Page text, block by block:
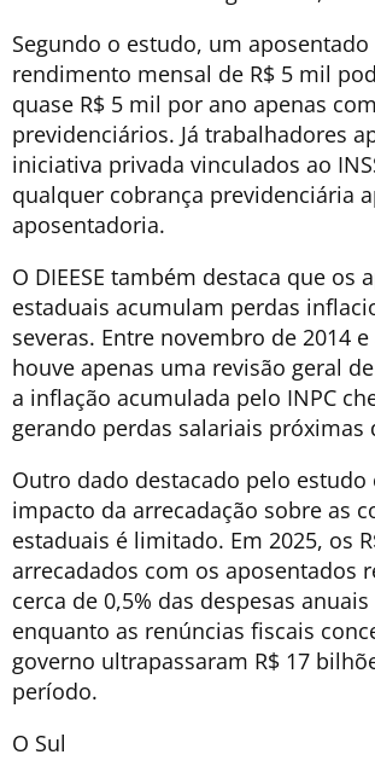
Segundo o estudo, um aposentado
rendimento mensal de R$ 5 mil
quase R$ 5 mil por ano apenas
previdenciários. Já trabalhadores
iniciativa privada vinculados ao
qualquer cobrança previdenciária
aposentadoria.
O DIEESE também destaca que os
estaduais acumulam perdas
severas. Entre novembro de 2014
houve apenas uma revisão geral
a inflação acumulada pelo INPC
gerando perdas salariais próximas
Outro dado destacado pelo estudo
impacto da arrecadação sobre as
estaduais é limitado. Em 2025, os
arrecadados com os aposentados
cerca de 0,5% das despesas
enquanto as renúncias fiscais
governo ultrapassaram R$ 17
período.
O Sul